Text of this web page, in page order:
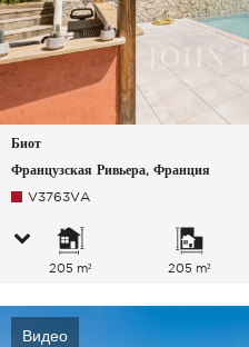
Биот
Французская Ривьера, Франция
V3763VA
205 m² 205 m²
Видео